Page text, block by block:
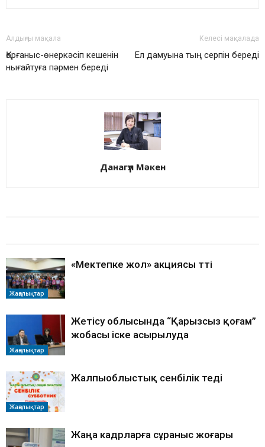
Алдыңғы мақала
Қорғаныс-өнеркәсіп кешенін
нығайтуға пәрмен береді
Келесі мақалада
Ел дамуына тың серпін береді
Данагүл Мәкен
Жаңалықтар
«Мектепке жол» акциясы өтті
Жаңалықтар
Жетісу облысында “Қарызсыз қоғам”
жобасы іске асырылуда
Жаңалықтар
Жалпыоблыстық сенбілік өтеді
Жаңа кадрларға сұраныс жоғары